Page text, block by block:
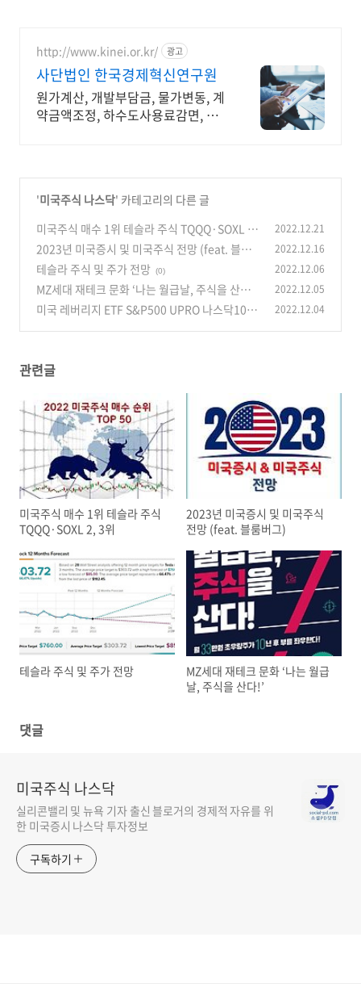
http://www.kinei.or.kr/ 광고
사단법인 한국경제혁신연구원
원가계산, 개발부담금, 물가변동, 계
약금액조정, 하수도사용료감면, 학
'미국주식 나스닥' 카테고리의 다른 글
미국주식 매수 1위 테슬라 주식 TQQQ·SOXL 2,
3위 (0)
2022.12.21
2023년 미국증시 및 미국주식 전망 (feat. 블룸
버그) (0)
2022.12.16
테슬라 주식 및 주가 전망 (0) 2022.12.06
MZ세대 재테크 문화 ‘나는 월급날, 주식을 산다!’
(0)
2022.12.05
미국 레버리지 ETF S&P500 UPRO 나스닥100
2022.12.04
관련글
미국주식 매수 1위 테슬라 주식
TQQQ·SOXL 2, 3위
2023년 미국증시 및 미국주식
전망 (feat. 블룸버그)
테슬라 주식 및 주가 전망
MZ세대 재테크 문화 ‘나는 월급
날, 주식을 산다!’
댓글
미국주식 나스닥
실리콘밸리 및 뉴욕 기자 출신 블로거의 경제적 자유를 위
한 미국증시 나스닥 투자정보
구독하기